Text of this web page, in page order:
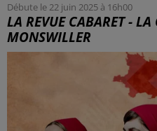
Débute le 22 juin 2025 à 16h00
LA REVUE CABARET -
MONSWILLER